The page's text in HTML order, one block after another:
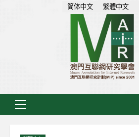
Primary
简体中文 繁體中文